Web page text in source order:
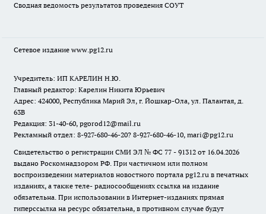
Сводная ведомость результатов проведения СОУТ
Сетевое издание www.pg12.ru
Учредитель: ИП КАРЕЛИН Н.Ю.
Главный редактор: Карелин Никита Юрьевич
Адрес: 424000, Республика Марий Эл, г. Йошкар-Ола, ул. Палантая, д.
63В
Редакция: 31-40-60, pgorod12@mail.ru
Рекламный отдел: 8-927-680-46-20? 8-927-680-46-10, mari@pg12.ru
Свидетельство о регистрации СМИ ЭЛ № ФС 77 - 91312 от 16.04.2026
выдано Роскомнадзором РФ. При частичном или полном
воспроизведении материалов новостного портала pg12.ru в печатных
изданиях, а также теле- радиосообщениях ссылка на издание
обязательна. При использовании в Интернет-изданиях прямая
гиперссылка на ресурс обязательна, в противном случае будут